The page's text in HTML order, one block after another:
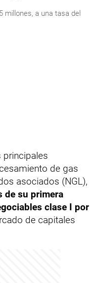
millones, a una tasa del
principales
de gas
asociados (NGL),
de su primera
clase I por
de capitales